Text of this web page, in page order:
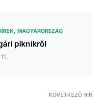
MAGYARORSZÁG
piknikről
KÖVETKEZŐ HÍR